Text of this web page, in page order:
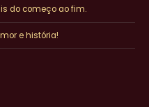
do começo ao fim.
e história!